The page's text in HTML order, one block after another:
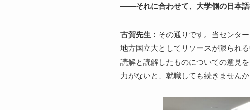
――それに合わせて、大学側の日本語
古賀先生： その通りです。当センタ
地方国立大としてリソースが限られ
読解と読解したものについての意見
力がないと、就職しても続きませんか